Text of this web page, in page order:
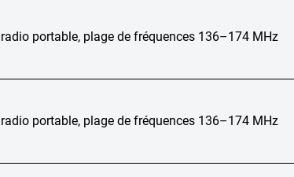
radio portable, plage de fréquences 136–174 MHz
radio portable, plage de fréquences 136–174 MHz